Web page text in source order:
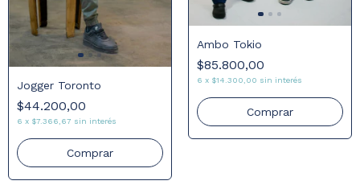
Jogger Toronto
$44.200,00
6 x $7.366,67 sin interés
Comprar
Ambo Tokio
$85.800,00
6 x $14.300,00 sin interés
Comprar